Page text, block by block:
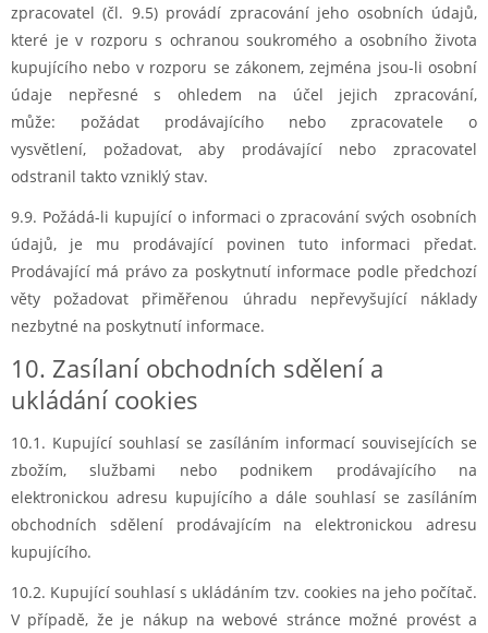
zpracovatel (čl. 9.5) provádí zpracování jeho osobních údajů,
které je v rozporu s ochranou soukromého a osobního života
kupujícího nebo v rozporu se zákonem, zejména jsou-li osobní
údaje nepřesné s ohledem na účel jejich zpracování,
může: požádat prodávajícího nebo zpracovatele o
vysvětlení, požadovat, aby prodávající nebo zpracovatel
odstranil takto vzniklý stav.
9.9. Požádá-li kupující o informaci o zpracování svých osobních
údajů, je mu prodávající povinen tuto informaci předat.
Prodávající má právo za poskytnutí informace podle předchozí
věty požadovat přiměřenou úhradu nepřevyšující náklady
nezbytné na poskytnutí informace.
10. Zasílaní obchodních sdělení a
ukládání cookies
10.1. Kupující souhlasí se zasíláním informací souvisejících se
zbožím, službami nebo podnikem prodávajícího na
elektronickou adresu kupujícího a dále souhlasí se zasíláním
obchodních sdělení prodávajícím na elektronickou adresu
kupujícího.
10.2. Kupující souhlasí s ukládáním tzv. cookies na jeho počítač.
V případě, že je nákup na webové stránce možné provést a